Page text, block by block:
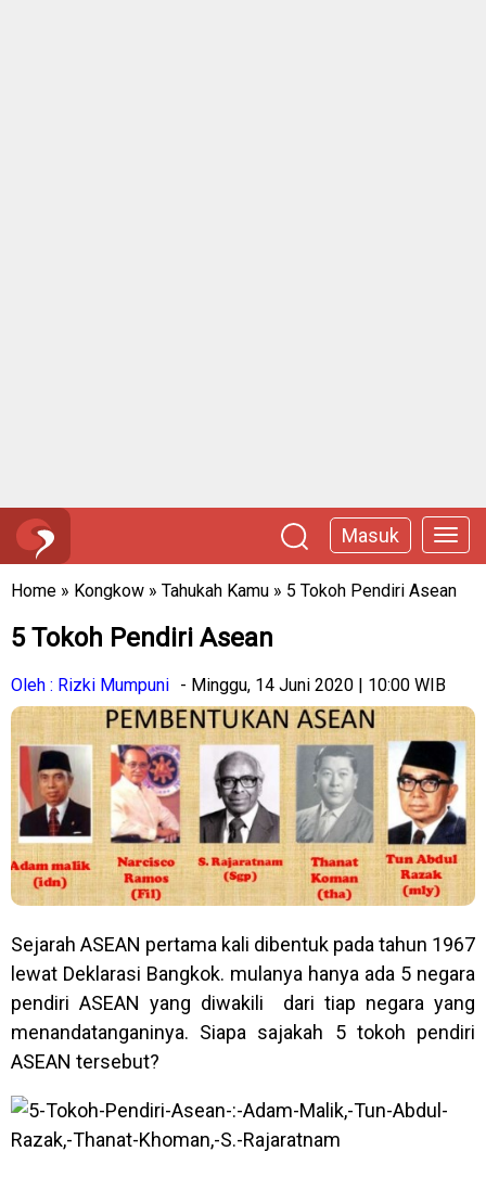
Masuk
Home » Kongkow » Tahukah Kamu » 5 Tokoh Pendiri Asean
5 Tokoh Pendiri Asean
Oleh : Rizki Mumpuni - Minggu, 14 Juni 2020 | 10:00 WIB
Sejarah ASEAN pertama kali dibentuk pada tahun 1967
lewat Deklarasi Bangkok. mulanya hanya ada 5 negara
pendiri ASEAN yang diwakili dari tiap negara yang
menandatanganinya. Siapa sajakah 5 tokoh pendiri
ASEAN tersebut?